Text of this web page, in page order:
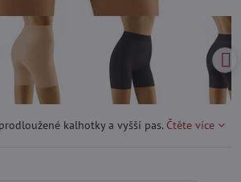
kalhotky a vyšší pas. Čtěte více